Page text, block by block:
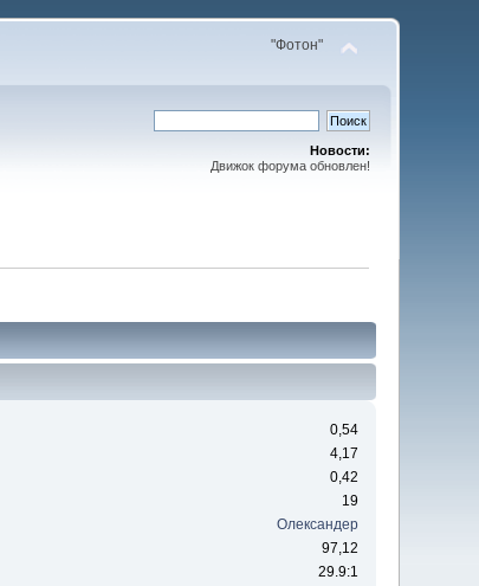
"Фотон"
Новости:
Движок форума обновлен!
0,54
4,17
0,42
19
Олександер
97,12
29.9:1